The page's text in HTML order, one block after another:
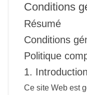
Conditions
Résumé
Conditions
Politique
1. Introduction
Ce site Web est